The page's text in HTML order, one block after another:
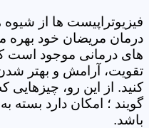
فیزیوتراپیست ها از
درمان مریضان خود بهره
های درمانی موجود است
تقویت، آرامش و بهتر
کنید. از این رو،
گویند ؛ امکان دارد
باشد.